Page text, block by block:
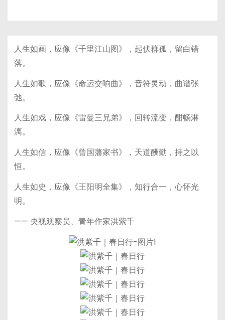
人生如画，应像《千里江山图》，起伏群孤，留白错
落。
人生如歌，应像《命运交响曲》，音符灵动，曲谱张
弛。
人生如戏，应像《雷曼三兄弟》，回转流变，酣畅淋
漓。
人生如信，应像《曾国藩家书》，天道酬勤，持之以
恒。
人生如史，应像《王阳明全集》，知行合一，心怀光
明。
—— 央视观察员、青年作家洪紫千